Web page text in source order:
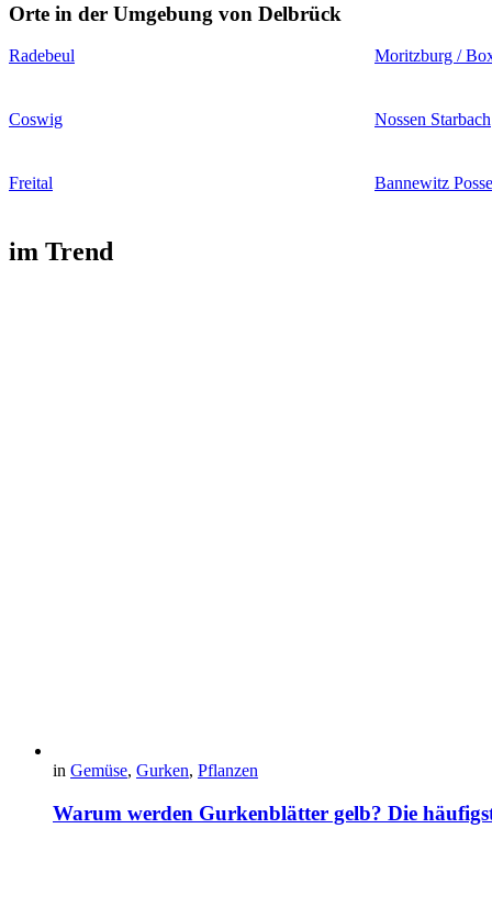
Orte in der Umgebung von Delbrück
Radebeul Moritzburg /
Coswig Nossen Starbach
Freital Bannewitz
im Trend
in Gemüse, Gurken, Pflanzen
Warum werden Gurkenblätter gelb? Die